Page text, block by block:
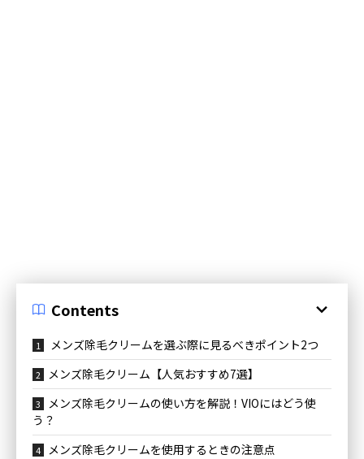
Contents
メンズ除毛クリームを選ぶ際に見るべきポイント2つ
メンズ除毛クリーム【人気おすすめ7選】
メンズ除毛クリームの使い方を解説！VIOにはどう使
う？
メンズ除毛クリームを使用するときの注意点